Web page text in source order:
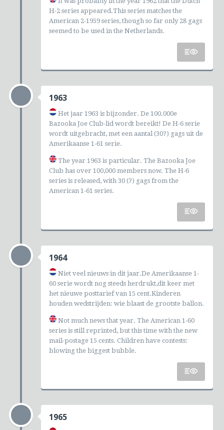
H-2 series appeared.This series matches the
American 2-1959 series, though so far only 28 gags
seemed to be used in the Netherlands.
1963
Het jaar 1963 is bijzonder. De 100.000e
Bazooka Joe Club-lid wordt bereikt! De H-6 serie
wordt uitgebracht, met een aantal (30?) gags uit de
Amerikaanse 1-61 serie.
The year 1963 is particular. The Bazooka Joe
Club has over 100,000 members now. The H-6
series is released, with 30 (?) gags from the
American 1-61 series.
1964
Niet veel nieuws in dit jaar.De Amerikaanse 1-
60 serie wordt nog steeds herdrukt,dit keer met
het nieuwe posttarief van 15 cent.Kinderen
houden wedstrijden: wie blaast de grootste ballon.
Not much news that year. The American 1-60
series is still reprinted, but this time with the new
mail-postage 15 cents. Children have contests:
blowing the biggest bubble.
1965